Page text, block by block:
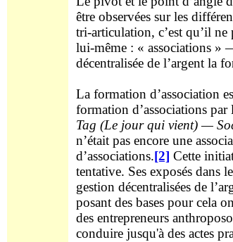
être observées sur les
tri-articulation, c’est qu’il
lui-même : « associations »
décentralisée de l’argent la
La formation d’association
formation d’associations
Tag (Le jour qui vient) —
n’était pas encore une
d’associations.[2] Cette
tentative. Ses exposés dans le
gestion décentralisées de
posant des bases pour cela
des entrepreneurs
conduire jusqu'à des actes